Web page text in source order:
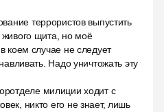
террористов выпустить
щита, но моё
коем случае не следует
Надо уничтожать эту
милиции ходит с
никто его не знает, лишь